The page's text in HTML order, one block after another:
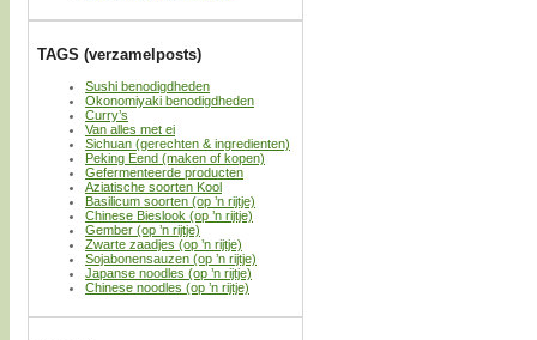
TAGS (verzamelposts)
Sushi benodigdheden
Okonomiyaki benodigdheden
Curry’s
Van alles met ei
Sichuan (gerechten & ingredienten)
Peking Eend (maken of kopen)
Gefermenteerde producten
Aziatische soorten Kool
Basilicum soorten (op ’n rijtje)
Chinese Bieslook (op ’n rijtje)
Gember (op ’n rijtje)
Zwarte zaadjes (op ’n rijtje)
Sojabonensauzen (op ’n rijtje)
Japanse noodles (op ’n rijtje)
Chinese noodles (op ’n rijtje)